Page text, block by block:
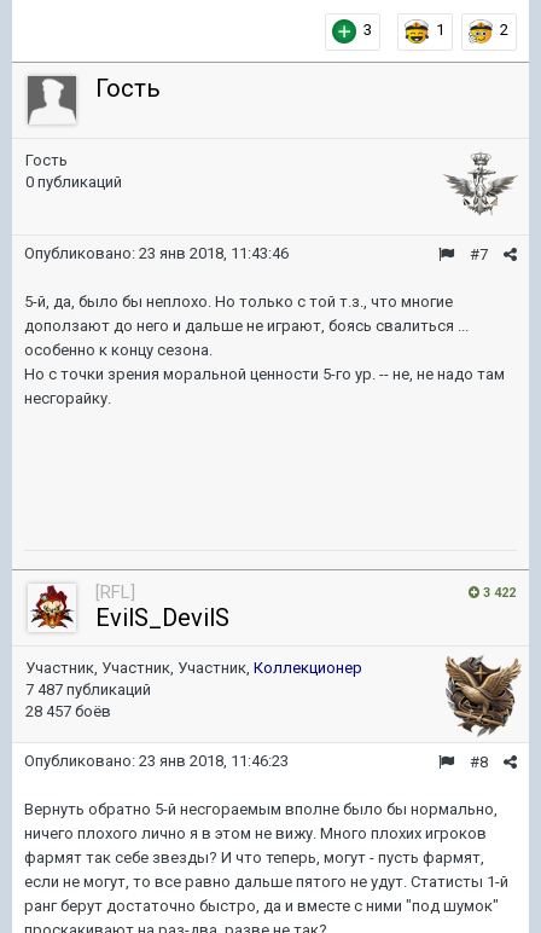
3 1 2
Гость
Гость
0 публикаций
#7
Опубликовано: 23 янв 2018, 11:43:46
5-й, да, было бы неплохо. Но только с той т.з., что многие
доползают до него и дальше не играют, боясь свалиться ...
особенно к концу сезона.
Но с точки зрения моральной ценности 5-го ур. -- не, не надо там
несгорайку.
3 422
[RFL]
EvilS_DevilS
Участник, Участник, Участник, Коллекционер
7 487 публикаций
28 457 боёв
#8
Опубликовано: 23 янв 2018, 11:46:23
Вернуть обратно 5-й несгораемым вполне было бы нормально,
ничего плохого лично я в этом не вижу. Много плохих игроков
фармят так себе звезды? И что теперь, могут - пусть фармят,
если не могут, то все равно дальше пятого не удут. Статисты 1-й
ранг берут достаточно быстро, да и вместе с ними "под шумок"